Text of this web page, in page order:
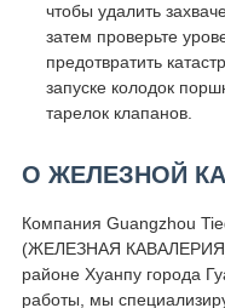
чтобы удалить
затем проверьте
предотвратить
запуске колодок
тарелок клапанов.
О ЖЕЛЕЗНОЙ
Компания Guangzhou
(ЖЕЛЕЗНАЯ КАВАЛЕРИЯ)
районе Хуанпу города
работы, мы